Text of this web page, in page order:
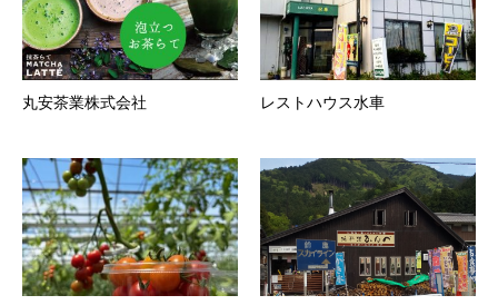
丸安茶業株式会社 レストハウス水車